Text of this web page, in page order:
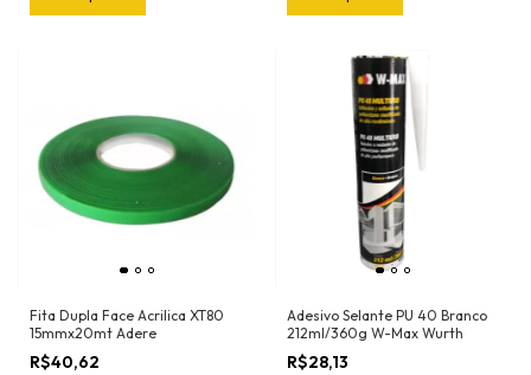
Fita Dupla Face Acrilica XT80
15mmx20mt Adere
R$40,62
Adesivo Selante PU 40 Branco
212ml/360g W-Max Wurth
R$28,13